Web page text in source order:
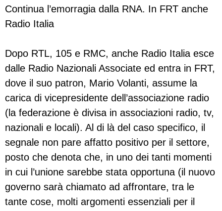
Continua l’emorragia dalla RNA. In FRT anche
Radio Italia
Dopo RTL, 105 e RMC, anche Radio Italia esce
dalle Radio Nazionali Associate ed entra in FRT,
dove il suo patron, Mario Volanti, assume la
carica di vicepresidente dell’associazione radio
(la federazione è divisa in associazioni radio, tv,
nazionali e locali). Al di là del caso specifico, il
segnale non pare affatto positivo per il settore,
posto che denota che, in uno dei tanti momenti
in cui l’unione sarebbe stata opportuna (il nuovo
governo sarà chiamato ad affrontare, tra le
tante cose, molti argomenti essenziali per il